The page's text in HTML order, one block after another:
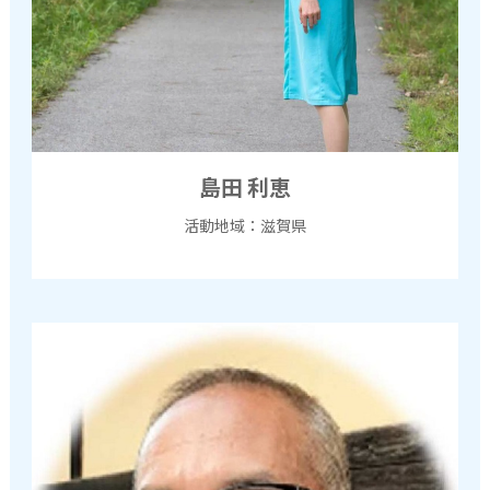
島田 利恵
活動地域：滋賀県